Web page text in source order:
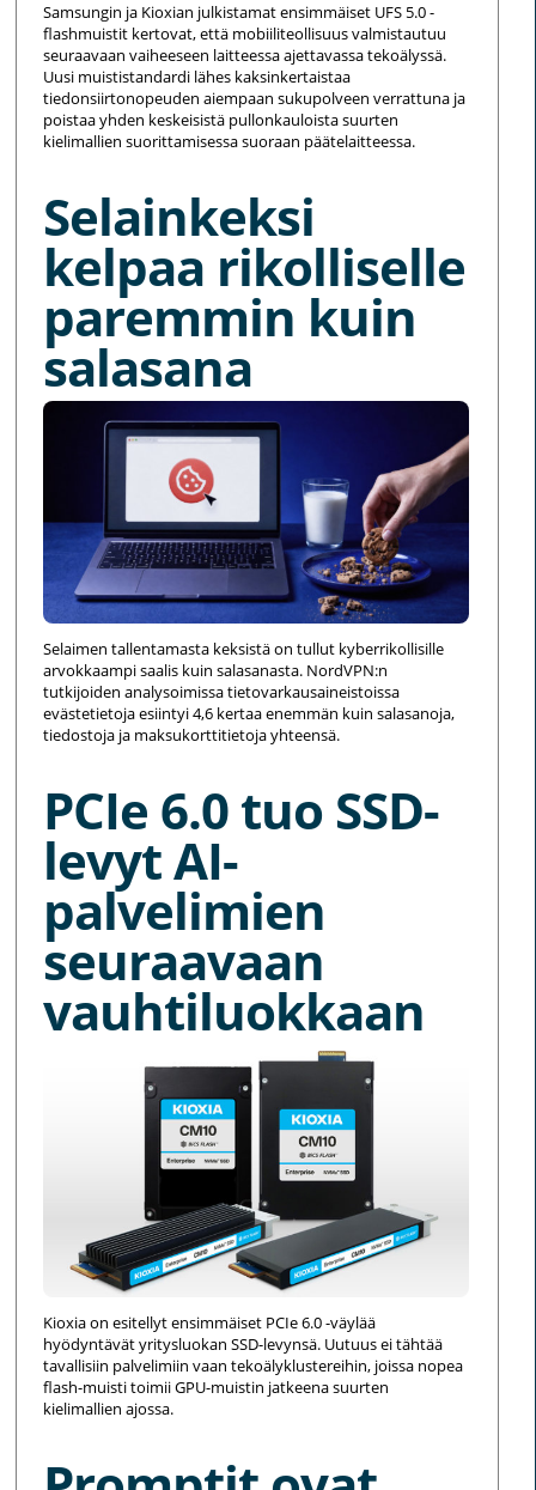
Samsungin ja Kioxian julkistamat ensimmäiset UFS 5.0 -
flashmuistit kertovat, että mobiiliteollisuus valmistautuu
seuraavaan vaiheeseen laitteessa ajettavassa tekoälyssä.
Uusi muististandardi lähes kaksinkertaistaa
tiedonsiirtonopeuden aiempaan sukupolveen verrattuna ja
poistaa yhden keskeisistä pullonkauloista suurten
kielimallien suorittamisessa suoraan päätelaitteessa.
Selainkeksi
kelpaa rikolliselle
paremmin kuin
salasana
Selaimen tallentamasta keksistä on tullut kyberrikollisille
arvokkaampi saalis kuin salasanasta. NordVPN:n
tutkijoiden analysoimissa tietovarkausaineistoissa
evästetietoja esiintyi 4,6 kertaa enemmän kuin salasanoja,
tiedostoja ja maksukorttitietoja yhteensä.
PCIe 6.0 tuo SSD-
levyt AI-
palvelimien
seuraavaan
vauhtiluokkaan
Kioxia on esitellyt ensimmäiset PCIe 6.0 -väylää
hyödyntävät yritysluokan SSD-levynsä. Uutuus ei tähtää
tavallisiin palvelimiin vaan tekoälyklustereihin, joissa nopea
flash-muisti toimii GPU-muistin jatkeena suurten
kielimallien ajossa.